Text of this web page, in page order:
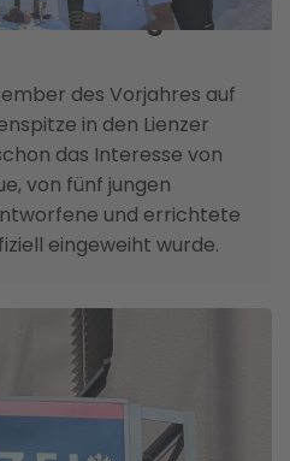
zieht Berg-
des Vorjahres auf
in den Lienzer
das Interesse von
von fünf jungen
und errichtete
eingeweiht wurde.